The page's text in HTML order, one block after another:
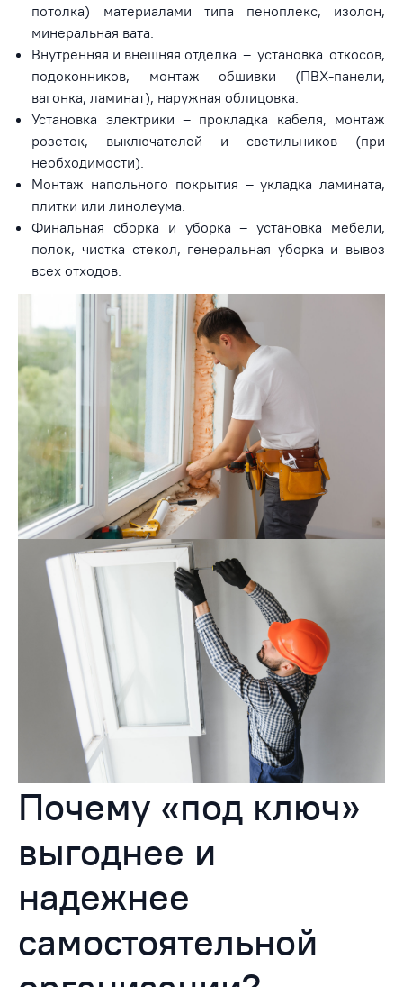
потолка) материалами типа пеноплекс, изолон,
минеральная вата.
Внутренняя и внешняя отделка – установка откосов,
подоконников, монтаж обшивки (ПВХ-панели,
вагонка, ламинат), наружная облицовка.
Установка электрики – прокладка кабеля, монтаж
розеток, выключателей и светильников (при
необходимости).
Монтаж напольного покрытия – укладка ламината,
плитки или линолеума.
Финальная сборка и уборка – установка мебели,
полок, чистка стекол, генеральная уборка и вывоз
всех отходов.
Почему «под ключ»
выгоднее и
надежнее
самостоятельной